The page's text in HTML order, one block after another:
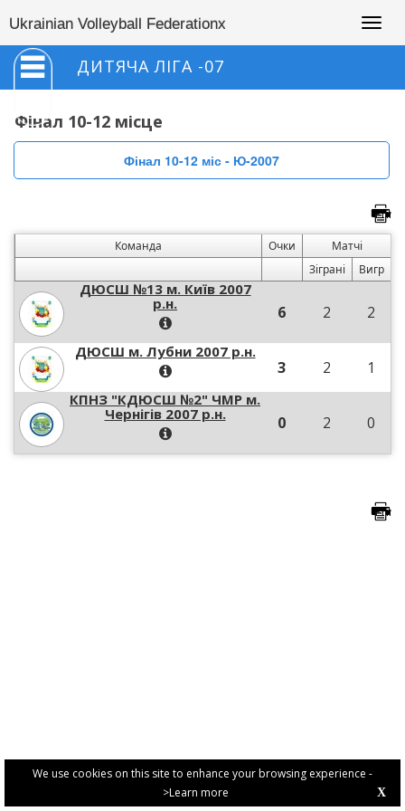
We use cookies on this site to enhance your browsing experience -
>Learn more
X
Ukrainian Volleyball Federationx
ДИТЯЧА ЛІГА -07
Фінал 10-12 місце
Фінал 10-12 міс - Ю-2007
Команда Очки
Матчі
Зіграні
Вигр
ДЮСШ №13 м. Київ 2007
р.н.
6 2 2
ДЮСШ м. Лубни 2007 р.н.
3 2 1
КПНЗ "КДЮСШ №2" ЧМР м.
Чернігів 2007 р.н.
0 2 0